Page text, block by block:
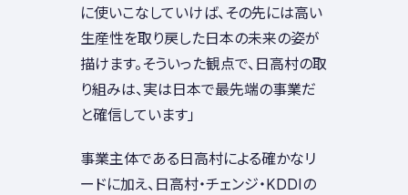
に使いこなしていけば、その先には高い
生産性を取り戻した日本の未来の姿が
描けます。そういった観点で、日高村の取
り組みは、実は日本で最先端の事業だ
と確信しています」
事業主体である日高村による確かなリ
ードに加え、日高村・チェンジ・KDDIの